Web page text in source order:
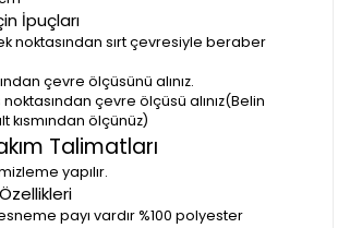
İpuçları
noktasından sırt çevresiyle beraber
çevre ölçüsünü alınız.
çevre ölçüsü alınız(Belin
kısmından ölçünüz)
Talimatları
yapılır.
payı vardır %100 polyester